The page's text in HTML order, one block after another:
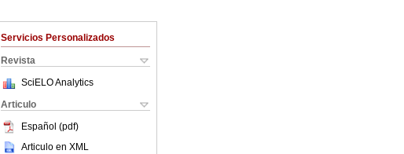
Servicios Personalizados
Revista
SciELO Analytics
Articulo
Español (pdf)
Articulo en XML